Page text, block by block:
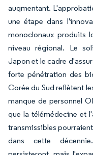
augmentant.
une étape dans
monoclonaux produits
niveau régional. Le
Japon et le cadre
forte pénétration des
Corée du Sud reflètent
manque de personnel
que la télémédecine et
transmissibles
dans cette